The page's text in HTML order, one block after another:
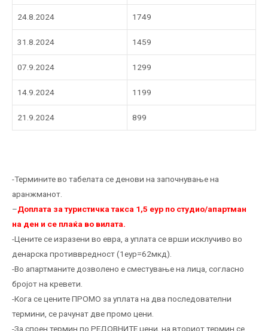
24.8.2024 1749
31.8.2024 1459
07.9.2024 1299
14.9.2024 1199
21.9.2024 899
-Термините во табелата се денови на започнување на
аранжманот.
–Доплата за туристичка такса 1,5 еур по студио/апартман
на ден и се плаќа во вилата.
-Цените се изразени во евра, а уплата се врши исклучиво во
денарска противвредност (1еур=62мкд).
-Во апартманите дозволено е сместување на лица, согласно
бројот на кревети.
-Кога се цените ПРОМО за уплата на два последователни
термини, се рачунат две промо цени.
-За споен термин по РЕДОВНИТЕ цени, на вториот термин се